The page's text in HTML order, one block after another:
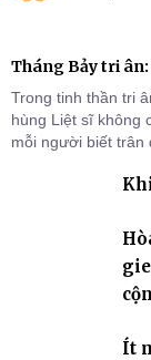
Tháng Bảy tri
Trong tinh thần tri
hùng Liệt sĩ không
mỗi người biết trân
Ít